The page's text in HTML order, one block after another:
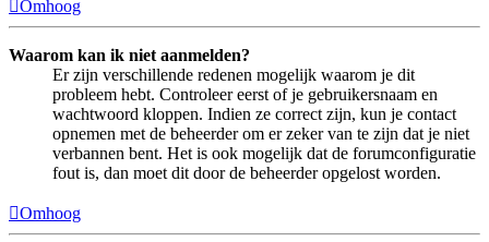
Omhoog
Waarom kan ik niet aanmelden?
Er zijn verschillende redenen mogelijk waarom je dit
probleem hebt. Controleer eerst of je gebruikersnaam en
wachtwoord kloppen. Indien ze correct zijn, kun je contact
opnemen met de beheerder om er zeker van te zijn dat je niet
verbannen bent. Het is ook mogelijk dat de forumconfiguratie
fout is, dan moet dit door de beheerder opgelost worden.
Omhoog